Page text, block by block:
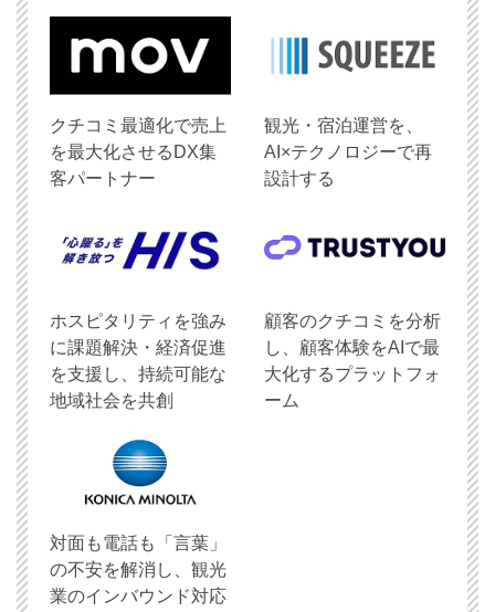
クチコミ最適化で売上
を最大化させるDX集
客パートナー
観光・宿泊運営を、
AI×テクノロジーで再
設計する
ホスピタリティを強み
に課題解決・経済促進
を支援し、持続可能な
地域社会を共創
顧客のクチコミを分析
し、顧客体験をAIで最
大化するプラットフォ
ーム
対面も電話も「言葉」
の不安を解消し、観光
業のインバウンド対応